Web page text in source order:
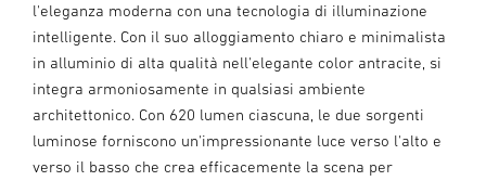
l'eleganza moderna con una tecnologia di illuminazione
intelligente. Con il suo alloggiamento chiaro e minimalista
in alluminio di alta qualità nell'elegante color antracite, si
integra armoniosamente in qualsiasi ambiente
architettonico. Con 620 lumen ciascuna, le due sorgenti
luminose forniscono un'impressionante luce verso l'alto e
verso il basso che crea efficacemente la scena per